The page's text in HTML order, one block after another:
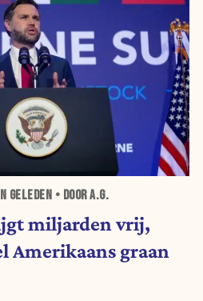
GELEDEN • DOOR A.G.
miljarden vrij,
Amerikaans graan